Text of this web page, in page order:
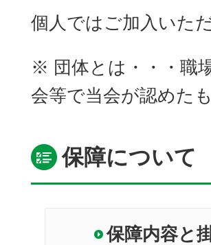
個人ではご加入いた
※ 団体とは・・・職
会等で当会が認めた
保障について
保障内容と